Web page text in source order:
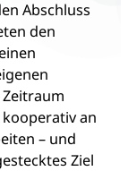
Abschluss
den
an
– und
Ziel